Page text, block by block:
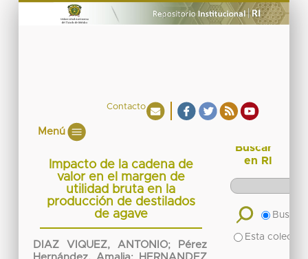
Contacto
Menú
Impacto de la cadena de
valor en el margen de
utilidad bruta en la
producción de destilados
de agave
DIAZ VIQUEZ, ANTONIO;
Pérez
Buscar
en RI
Buscar
Esta